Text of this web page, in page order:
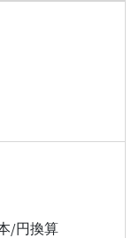
/円換算